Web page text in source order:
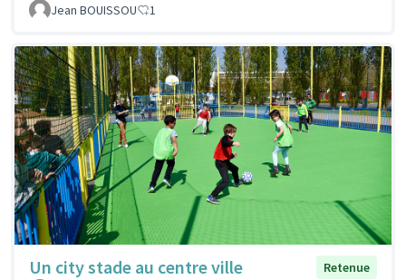
Jean BOUISSOU 1
Un city stade au centre ville
Retenue